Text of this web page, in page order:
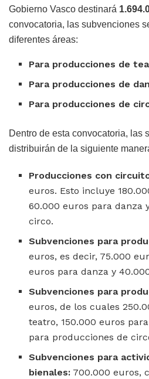
Gobierno Vasco destinará
convocatoria, las subvenciones
diferentes áreas:
Para producciones de
Para producciones de
Para producciones de
Dentro de esta convocatoria, las
distribuirán de la siguiente
Producciones con
euros. Esto incluye
60.000 euros para danza
circo.
Subvenciones para
euros, es decir, 75.000
euros para danza y
Subvenciones para
euros, de los cuales
teatro, 150.000 euros
para producciones de
Subvenciones para
bienales: 700.000 euros,